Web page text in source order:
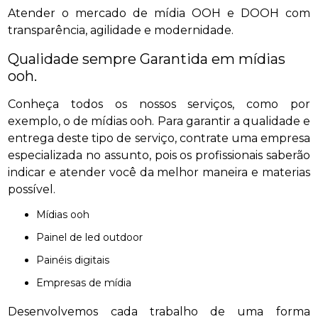
Atender o mercado de mídia OOH e DOOH com
transparência, agilidade e modernidade.
Qualidade sempre Garantida em mídias
ooh.
Conheça todos os nossos serviços, como por
exemplo, o de mídias ooh. Para garantir a qualidade e
entrega deste tipo de serviço, contrate uma empresa
especializada no assunto, pois os profissionais saberão
indicar e atender você da melhor maneira e materias
possível.
mídias ooh
painel de led outdoor
painéis digitais
empresas de mídia
Desenvolvemos cada trabalho de uma forma